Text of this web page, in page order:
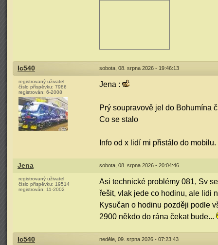
Ic540 sobota, 08. srpna 2026 - 19:46:13
registrovaný uživatel
číslo příspěvku: 7986
registrován: 6-2008
Jena :
Prý soupravově jel do Bohumína
Co se stalo
Info od x lidí mi přistálo do
Jena sobota, 08. srpna 2026 - 20:04:46
registrovaný uživatel
číslo příspěvku: 19514
registrován: 11-2002
Asi technické problémy 081, Sv
řešit, vlak jede co hodinu, ale lidi
Kysučan o hodinu později podle
2900 někdo do rána čekat bude...
Ic540 neděle, 09. srpna 2026 - 07:23:43